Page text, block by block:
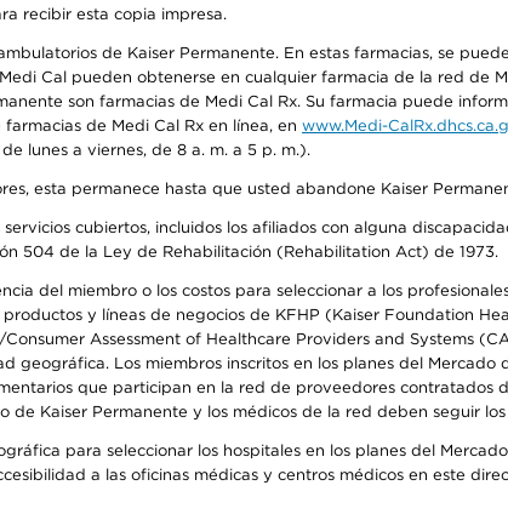
recibir esta copia impresa.
de Kaiser Permanente. En estas farmacias, se
Cal pueden obtenerse en cualquier farmacia de la red de
son farmacias de Medi Cal Rx. Su farmacia puede
de Medi Cal Rx en línea, en www.Medi-
de lunes a viernes, de 8 a. m. a 5 p. m.).
esta permanece hasta que usted abandone Kaiser
cubiertos, incluidos los afiliados con alguna
504 de la Ley de Rehabilitación (Rehabilitation Act) de 1973.
del miembro o los costos para seleccionar a los
y líneas de negocios de KFHP (Kaiser Foundation
Assessment of Healthcare Providers and Systems
Los miembros inscritos en los planes del Mercado
que participan en la red de proveedores contratados
Kaiser Permanente y los médicos de la red deben seguir
para seleccionar los hospitales en los planes del
a las oficinas médicas y centros médicos en este